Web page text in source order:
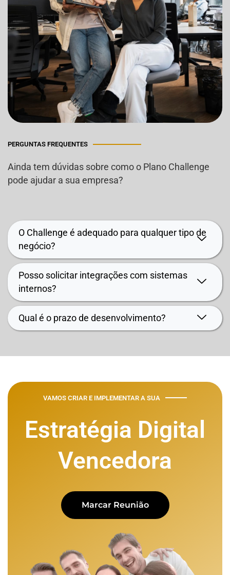
PERGUNTAS FREQUENTES
Ainda tem dúvidas sobre como o Plano Challenge
pode ajudar a sua empresa?
O Challenge é adequado para qualquer tipo de
negócio?
Posso solicitar integrações com sistemas
internos?
Qual é o prazo de desenvolvimento?
VAMOS CRIAR E IMPLEMENTAR A SUA​
Estratégia Digital
Vencedora
Marcar Reunião